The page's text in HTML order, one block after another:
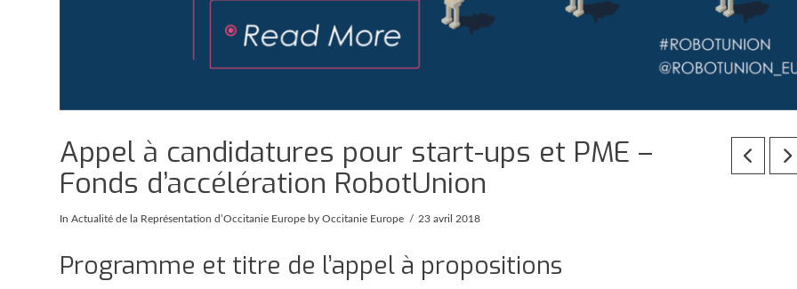
Appel à candidatures pour start-ups et PME –
Fonds d’accélération RobotUnion
InActualité de la Représentation d’Occitanie Europe by Occitanie Europe 23 avril 2018
Programme et titre de l’appel à propositions